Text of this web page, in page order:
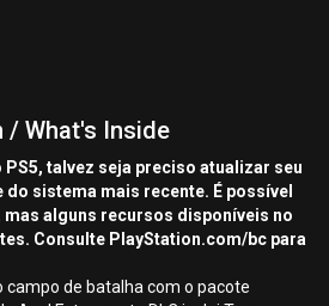
/ What's Inside
talvez seja preciso atualizar seu
sistema mais recente. É possível
mas alguns recursos disponíveis no
Consulte PlayStation.com/bc para
campo de batalha com o pacote